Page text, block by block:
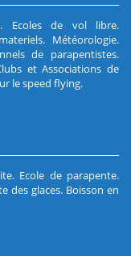
. Ecoles de vol libre.
. Météorologie.
de parapentistes.
et Associations de
le speed flying.
. Ecole de parapente.
des glaces. Boisson en